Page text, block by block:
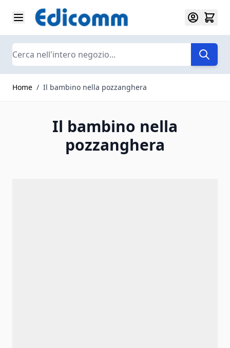
Salta al contenuto
Search
Home / Il bambino nella pozzanghera
Il bambino nella
pozzanghera